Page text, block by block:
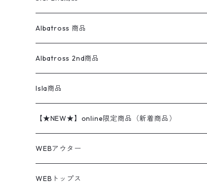
レザー
テーラードジャケット
ボアジャケット
その他
オーバーオール・つなぎ
イージーパンツ
カーハート
ディッキーズ
ダウンジャケット
レザージャケット
Otherジャケット
柄シャツ
ワークシャツ
ウールセーター
オーバーオール・つなぎ
ショーツ
Otherパンツ
ジャケット
スカート
パンツ(w30以下)
ワンピース
長袖
半袖
23.5cm
24cm
24.5cm
25cm
25.5cm
26cm
Tee
Shirts
S/S Shirts
L/S Shirts
Sweat Shirts
REVERSE WEAVE
Sweater
Fleece
Other Tops
アウター
ハンティングジャケット
アウトドアジャケット
長袖シャツ
アウトドアシャツ
ブランドシャツ
半袖シャツ
アウトドアシャツ
ブランドシャツ
スウェット シャツ
ブランドスウェット
プリントスウェット
パンツ
リーバイス501 505
Tシャツ
Albatross 商品
Vintage sweater
Outer
Sailing Jacket
Swingtop
Other Tops
Fleece tops
Knit
Sweat Shirts
Hoodie
Albatross 2nd商品
70sアイテム
Marlboro
GAP
アウター
Isla商品
2点セットコーデ
Sweat Shirts
Knit
【★NEW★】online限定商品（新着商品）
8月NEWアイテム（2026）
トップス
7月NEWアイテム（2026）
WEBアウター
ジャケット
WEBトップス